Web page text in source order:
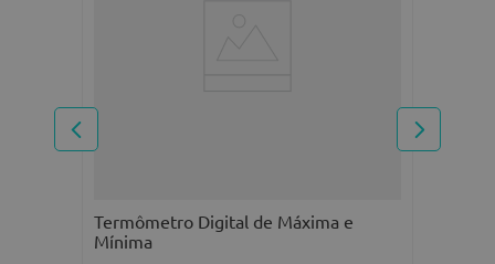
ENVIAR AVALIAÇÃO
Termômetro Digital de Máxima e
Mínima